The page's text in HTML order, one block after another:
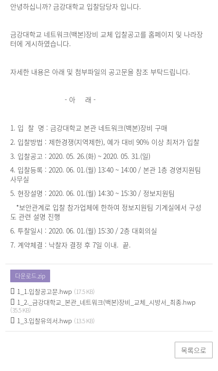
안녕하십니까? 금강대학교 입찰담당자 입니다.
금강대학교 네트워크(백본)장비 교체 입찰공고를 홈페이지 및 나라장
터에 게시하였습니다.
자세한 내용은 아래 및 첨부파일의 공고문을 참조 부탁드립니다.
- 아 래 -
1. 입 찰 명 : 금강대학교 본관 네트워크(백본)장비 구매
2. 입찰방법 : 제한경쟁(지역제한), 예가 대비 90% 이상 최저가 입찰
3. 입찰공고 : 2020. 05. 26.(화) ~ 2020. 05. 31.(일)
4. 입찰등록 : 2020. 06. 01.(월) 13:40 ~ 14:00 / 본관 1층 경영지원팀
사무실
5. 현장설명 : 2020. 06. 01.(월) 14:30 ~ 15:30 / 정보지원팀
*보안관계로 입찰 참가업체에 한하여 정보지원팀 기계실에서 구성
도 관련 설명 진행
6. 투찰일시 : 2020. 06. 01.(월) 15:30 / 2층 대회의실
7. 계약체결 : 낙찰자 결정 후 7일 이내. 끝.
다운로드.zip
1_1.입찰공고문.hwp (17.5 KB)
1_2._금강대학교_본관_네트워크(백본)장비_교체_시방서_최종.hwp
(35.5 KB)
1_3.입찰유의서.hwp (13.5 KB)
목록으로